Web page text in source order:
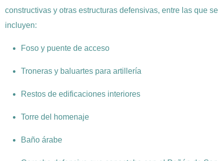
constructivas y otras estructuras defensivas, entre las que se
incluyen:
Foso y puente de acceso
Troneras y baluartes para artillería
Restos de edificaciones interiores
Torre del homenaje
Baño árabe